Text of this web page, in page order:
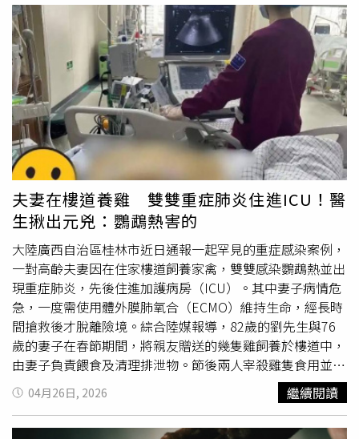
台北鼠城！」貼文曝光後，不少鄉民紛紛在底下留言，「老
實說，在街頭而且白天人類活動頻繁的時間，老鼠還時有所
見，代表鼠患很嚴重了」、「那代表原本的窩已經滿到沒生
存空間，必須外出尋找棲生之地，老鼠繁殖非常快，這下子
台北真的慘了」、「白天都敢明目張膽出現，認真覺得台北
餐廳最好都不要去」、「雙連市場……很多人餵
鴿子
，所以
老鼠也來吃」、「旁邊是市場，市場真的該好好清理一
下」、「這裡老鼠很多好嗎，我不常去的人，每次去每次都
看到」、「真的很怕猛禽吃到被投毒的老鼠」。也有人指
出，「請來松山區，鴿子跟米奇都很多」、「我上週六在松
山基隆路等紅綠燈，隔壁騎士被衝出來的老鼠們嚇到機車扶
不穩，我才真的知道，原來安鼠之亂是真的」、「台北市的
路邊垃圾桶，晚上全是家用垃圾塞爆」、「我住松山區這
邊，這一年來家裡忽然出現老鼠，搞得門窗不敢再打開，室
內還有一隻沒抓到，快瘋了」、「以前頂多垃圾場、偏僻處
臭水溝、餐飲多的地方夜晚會有，現在大白天公園就有
了」、「可怕的是這些老鼠會不會入侵住宅社區的地下室停
車場、電梯、公共逃生梯，會不會鑽入我家，嚇死人了」。
另外，還有網友發文分享，家裡住在中山區，媽媽在睡覺時
被老鼠咬到肚子和手，喊話政府趕緊處理老鼠問題。許多鄉
民也直呼，「我朋友住信義區，他剛出生沒多久的小孩枕頭
上有老鼠走來走去」、「我家也住中山區，住四樓還被老鼠
夫妻在樓道養雞 雙雙重症肺炎住進ICU！醫
生揪出元兇：鸚鵡熱害的
大陸廣西自治區桂林市近日通報一起罕見的重症感染案例，
一對高齡夫妻因在住家樓道飼養家禽，雙雙感染鸚鵡熱並出
現重症肺炎，先後住進加護病房（ICU）。其中妻子病情危
急，一度需使用體外膜肺氧合（ECMO）維持生命，經長時
間搶救後才脫離險境。綜合陸媒報導，82歲的劉先生與76
歲的妻子在春節期間，將親友贈送的幾隻雞飼養於樓道中，
由妻子負責餵食及清理排泄物。節後兩人宰殺雞隻食用並進
行處理。不料數日後，妻子突發高燒，體溫高達39度，起初
被誤認為一般感冒，但用藥後未見改善，反而出現咳嗽、呼
04月26日, 2026 繼續閱讀